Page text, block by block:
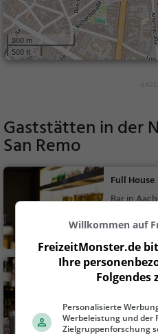
300 m
500 ft
Gaststätten in der
San Remo
Full House
Bar in
Aachen
Lotus
Aachen
Willkommen auf
FreizeitMonster.de
Ihre
Folgendes
Personalisierte
Werbeleistung und der
Zielgruppenforschung